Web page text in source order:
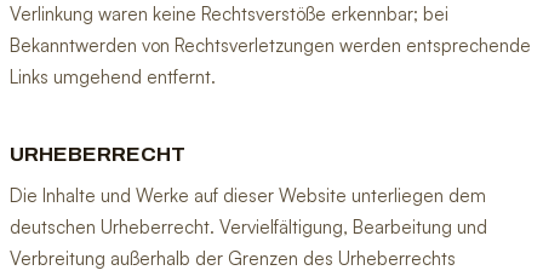
Verlinkung waren keine Rechtsverstöße erkennbar; bei
Bekanntwerden von Rechtsverletzungen werden entsprechende
Links umgehend entfernt.
URHEBERRECHT
Die Inhalte und Werke auf dieser Website unterliegen dem
deutschen Urheberrecht. Vervielfältigung, Bearbeitung und
Verbreitung außerhalb der Grenzen des Urheberrechts